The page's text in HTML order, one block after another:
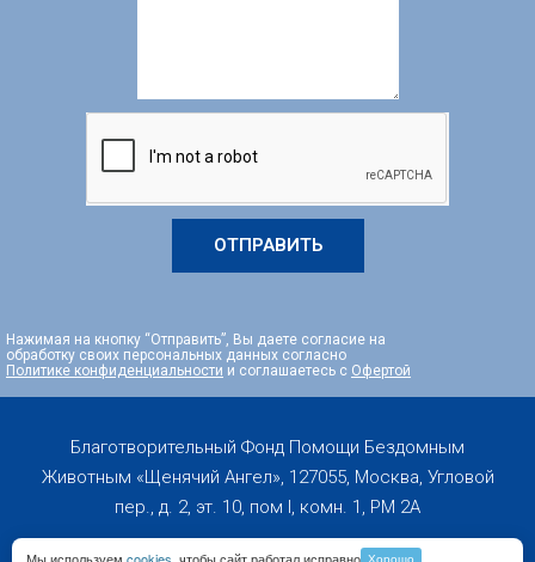
ОТПРАВИТЬ
Нажимая на кнопку “Отправить”, Вы даете согласие на
обработку своих персональных данных согласно
Политике конфиденциальности и соглашаетесь с Офертой
Благотворительный Фонд Помощи Бездомным
Животным «Щенячий Ангел», 127055, Москва, Угловой
пер., д. 2, эт. 10, пом I, комн. 1, PM 2А
Хорошо